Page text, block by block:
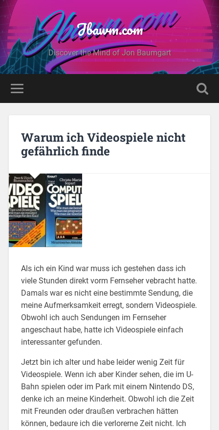
Jbawm.com
Discover the Mind of Jon Baumgart
Warum ich Videospiele nicht
gefährlich finde
Als ich ein Kind war muss ich gestehen dass ich
viele Stunden direkt vorm Fernseher vebracht hatte.
Damals war es nicht eine bestimmte Sendung, die
meine Aufmerksamkeit erregt, sondern Videospiele.
Obwohl ich auch Sendungen im Fernseher
angeschaut habe, hatte ich Videospiele einfach
interessanter gefunden.
Jetzt bin ich alter und habe leider wenig Zeit für
Videospiele. Wenn ich aber Kinder sehen, die im U-
Bahn spielen oder im Park mit einem Nintendo DS,
denke ich an meine Kinderheit. Obwohl ich die Zeit
mit Freunden oder draußen verbrachen hätten
können, bedaure ich die verlorerne Zeit nicht. Ich